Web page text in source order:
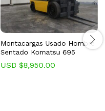
Montacargas Usado Hombre
Sentado Komatsu 695
USD $8,950.00